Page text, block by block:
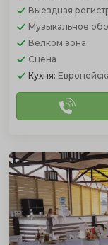
Выездная
Музыкальное
Велком зона
Сцена
Кухня: